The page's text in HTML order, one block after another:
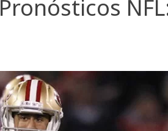
Pronósticos